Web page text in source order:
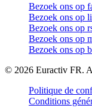
Bezoek ons op
Bezoek ons op
Bezoek ons op
Bezoek ons op
Bezoek ons op
© 2026 Euractiv FR.
Politique de
Conditions